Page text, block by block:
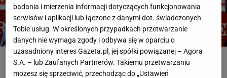
ROZWIĄŻ QUIZ
badania i mierzenia informacji dotyczących funkcjonowania
serwisów i aplikacji lub łączone z danymi dot. świadczonych
Tobie usług. W określonych przypadkach przetwarzanie
danych nie wymaga zgody i odbywa się w oparciu o
uzasadniony interes Gazeta.pl, jej spółki powiązanej – Agora
S.A. – lub Zaufanych Partnerów. Takiemu przetwarzaniu
możesz się sprzeciwić, przechodząc do „Ustawień